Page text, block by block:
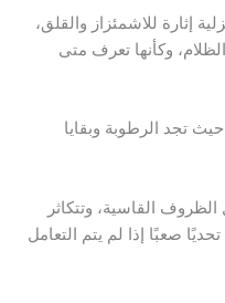
إثارة للاشمئزاز والقلق،
وكأنها تعرف متى
تجد الرطوبة وبقايا
القاسية، وتتكاثر
صعبًا إذا لم يتم التعامل